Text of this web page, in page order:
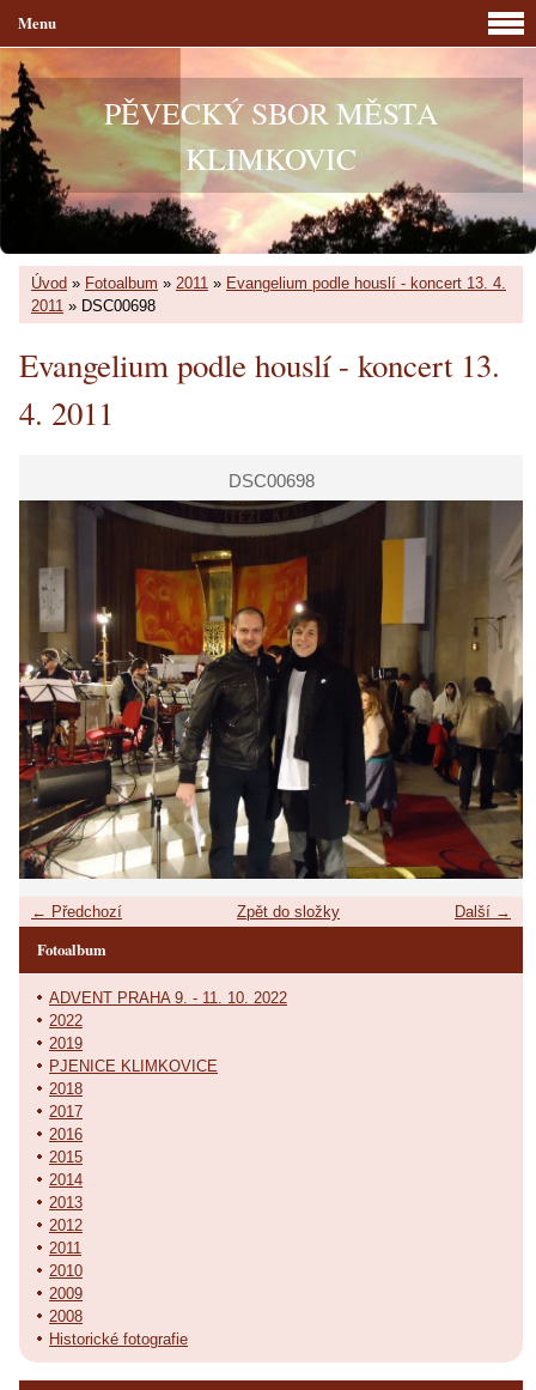
PĚVECKÝ SBOR MĚSTA
KLIMKOVIC
Úvod » Fotoalbum » 2011 » Evangelium podle houslí - koncert 13. 4.
2011 » DSC00698
Evangelium podle houslí - koncert 13.
4. 2011
DSC00698
← Předchozí Další →
Zpět do složky
Menu
Fotoalbum
ADVENT PRAHA 9. - 11. 10. 2022
2022
2019
PJENICE KLIMKOVICE
2018
2017
2016
2015
2014
2013
2012
2011
2010
2009
2008
Historické fotografie